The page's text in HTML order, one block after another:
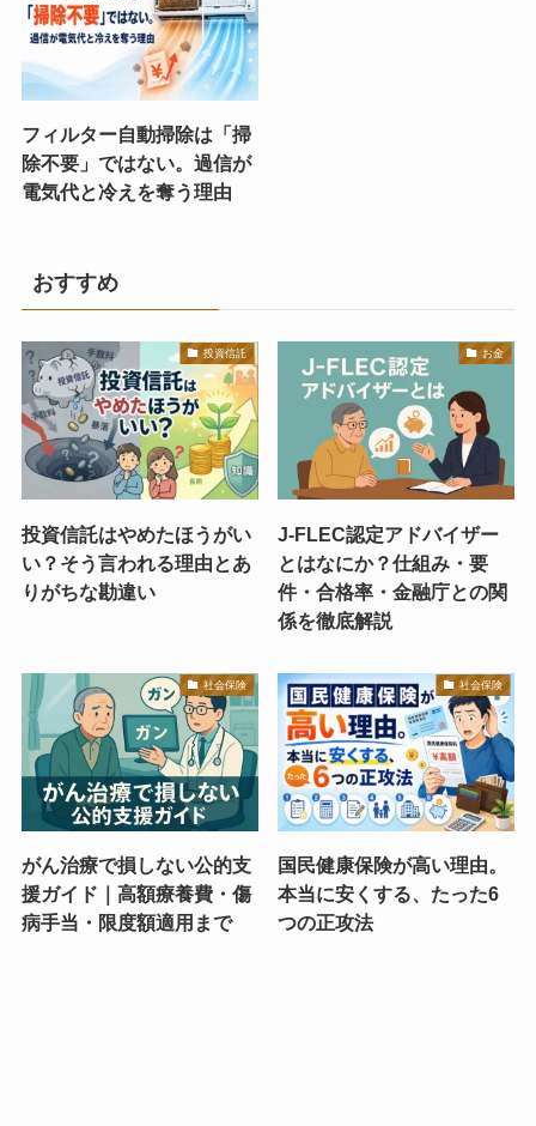
フィルター自動掃除は「掃
除不要」ではない。過信が
電気代と冷えを奪う理由
おすすめ
投資信託
投資信託はやめたほうがい
い？そう言われる理由とあ
りがちな勘違い
お金
J-FLEC認定アドバイザー
とはなにか？仕組み・要
件・合格率・金融庁との関
係を徹底解説
社会保険
がん治療で損しない公的支
援ガイド｜高額療養費・傷
病手当・限度額適用まで
社会保険
国民健康保険が高い理由。
本当に安くする、たった6
つの正攻法